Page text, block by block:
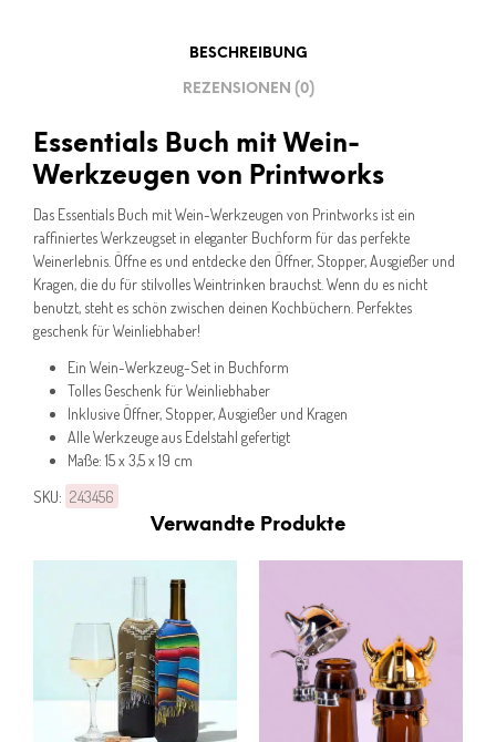
BESCHREIBUNG
REZENSIONEN (0)
Essentials Buch mit Wein-
Werkzeugen von Printworks
Das Essentials Buch mit Wein-Werkzeugen von Printworks ist ein
raffiniertes Werkzeugset in eleganter Buchform für das perfekte
Weinerlebnis. Öffne es und entdecke den Öffner, Stopper, Ausgießer und
Kragen, die du für stilvolles Weintrinken brauchst. Wenn du es nicht
benutzt, steht es schön zwischen deinen Kochbüchern. Perfektes
geschenk für Weinliebhaber!
Ein Wein-Werkzeug-Set in Buchform
Tolles Geschenk für Weinliebhaber
Inklusive Öffner, Stopper, Ausgießer und Kragen
Alle Werkzeuge aus Edelstahl gefertigt
Maße: 15 x 3,5 x 19 cm
SKU: 243456
Verwandte Produkte